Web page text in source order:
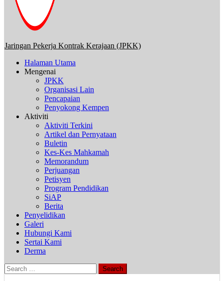
Jaringan Pekerja Kontrak Kerajaan (JPKK)
Halaman Utama
Mengenai
JPKK
Organisasi Lain
Pencapaian
Penyokong Kempen
Aktiviti
Aktiviti Terkini
Artikel dan Pernyataan
Buletin
Kes-Kes Mahkamah
Memorandum
Perjuangan
Petisyen
Program Pendidikan
SiAP
Berita
Penyelidikan
Galeri
Hubungi Kami
Sertai Kami
Derma
Search
for: